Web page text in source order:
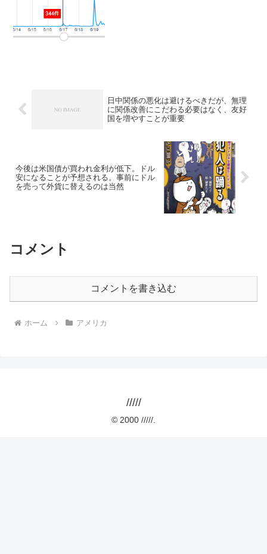
日中関係の悪化は避けるべきだが、無理
に関係改善にこだわる必要はなく、友好
国を増やすことが重要
今後は米国債が買われ金利が低下。ドル
安になることが予想される。事前にドル
を売って外貨に替えるのは当然
コメント
コメントを書き込む
ホーム アメリカ
/////
© 2000 /////.